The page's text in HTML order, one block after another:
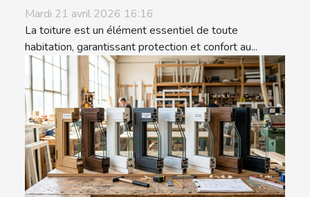
Mardi 21 avril 2026 16:16
La toiture est un élément essentiel de toute
habitation, garantissant protection et confort au...